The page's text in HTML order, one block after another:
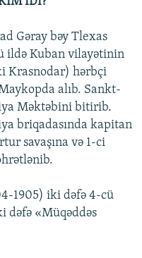
Gəray bəy Tlexas
ildə Kuban vilayətinin
Krasnodar) hərbçi
alıb. Sankt-
Məktəbini bitirib.
briqadasında kapitan
savaşına və 1-ci
1905) iki dəfə 4-cü
dəfə «Müqəddəs